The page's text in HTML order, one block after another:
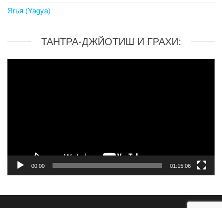
Ягья (Yagya)
ТАНТРА-ДЖЙОТИШ И ГРАХИ:
00:00 01:15:06